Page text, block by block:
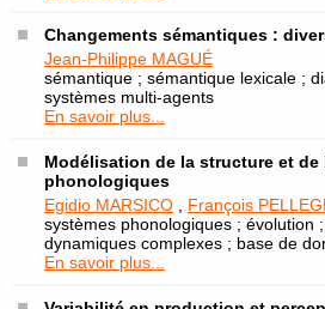
Changements sémantiques :
Jean-Philippe MAGUÉ
sémantique ; sémantique lexicale ;
systèmes multi-agents
En savoir plus...
Modélisation de la structure et
phonologiques
Egidio MARSICO
François
systèmes phonologiques ; évolution
dynamiques complexes ; base de
En savoir plus...